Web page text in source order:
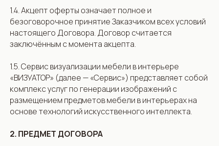
1.4. Акцепт оферты означает полное и
безоговорочное принятие Заказчиком всех условий
настоящего Договора. Договор считается
заключённым с момента акцепта.
1.5. Сервис визуализации мебели в интерьере
«ВИЗУАТОР» (далее — «Сервис») представляет собой
комплекс услуг по генерации изображений с
размещением предметов мебели в интерьерах на
основе технологий искусственного интеллекта.
2. ПРЕДМЕТ ДОГОВОРА